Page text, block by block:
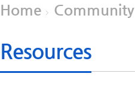
Home Community
Resources